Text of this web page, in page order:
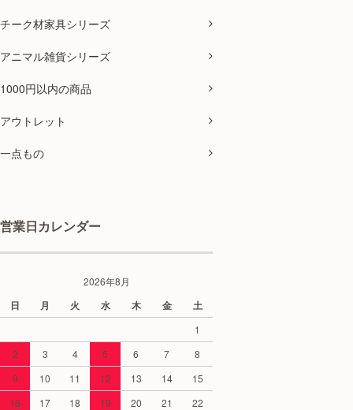
チーク材家具シリーズ
アニマル雑貨シリーズ
1000円以内の商品
アウトレット
一点もの
営業日カレンダー
2026年8月
日 月 火 水 木 金 土
1
2
3 4 5 6 7
8
9
10 11 12 13 14
15
16
17 18 19 20 21
22